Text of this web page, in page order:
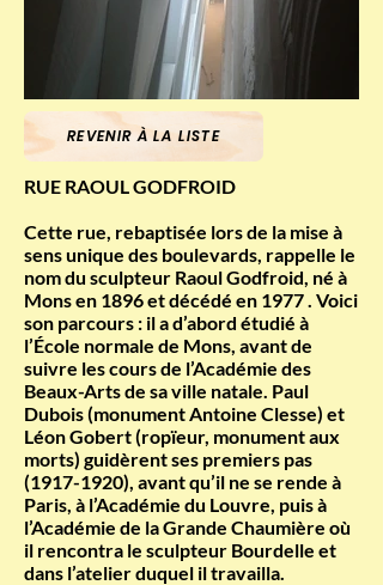
REVENIR À LA LISTE
RUE RAOUL GODFROID
Cette rue, rebaptisée lors de la mise à
sens unique des boulevards, rappelle le
nom du sculpteur Raoul Godfroid, né à
Mons en 1896 et décédé en 1977 . Voici
son parcours : il a d’abord étudié à
l’École normale de Mons, avant de
suivre les cours de l’Académie des
Beaux-Arts de sa ville natale. Paul
Dubois (monument Antoine Clesse) et
Léon Gobert (ropïeur, monument aux
morts) guidèrent ses premiers pas
(1917-1920), avant qu’il ne se rende à
Paris, à l’Académie du Louvre, puis à
l’Académie de la Grande Chaumière où
il rencontra le sculpteur Bourdelle et
dans l’atelier duquel il travailla.